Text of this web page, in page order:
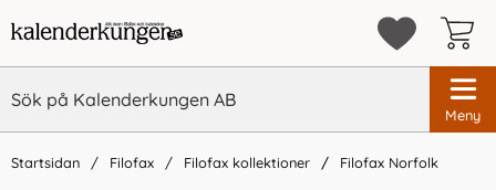
Meny
Startsidan Filofax Filofax kollektioner Filofax Norfolk